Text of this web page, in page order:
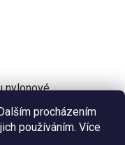
procházením
používáním. Více
nylonové